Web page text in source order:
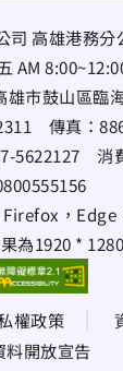
司 高雄港務分
AM
雄市鼓山區臨
傳真：
7-5622127消
，
為1920 *
權政策
料開放宣告